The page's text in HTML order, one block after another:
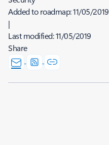
Added to roadmap:11/05/2019
|
Last modified:11/05/2019
Share